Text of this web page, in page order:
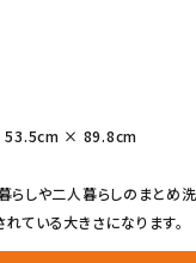
53.5cm × 89.8cm
しや二人暮らしのまとめ
ている大きさになります。